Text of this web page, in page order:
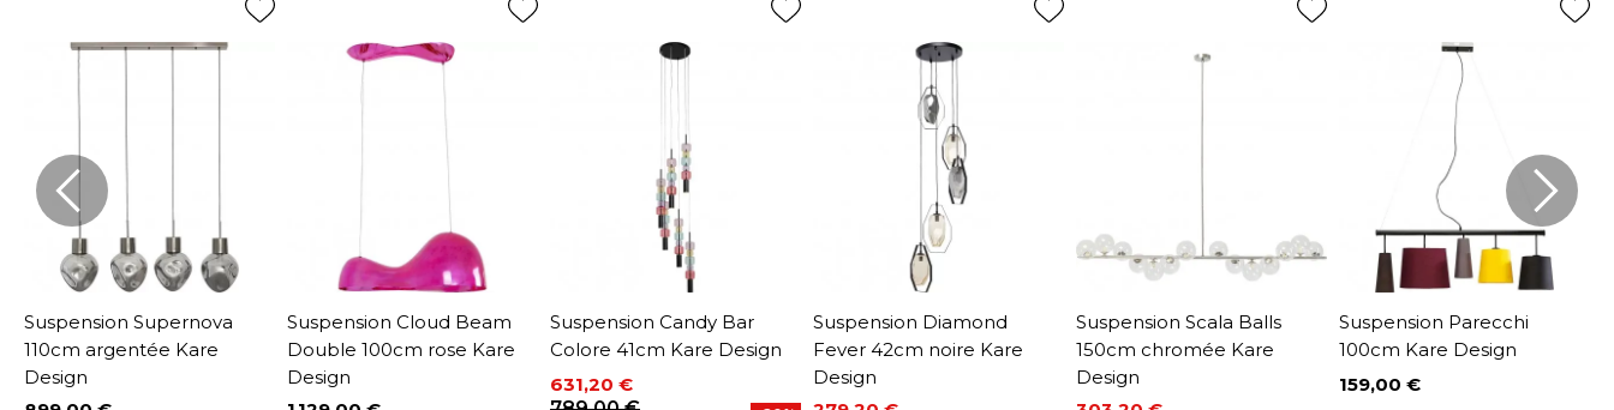
Suspension Supernova
110cm argentée Kare
Design
Suspension Cloud Beam
Double 100cm rose Kare
Design
Suspension Candy Bar
Colore 41cm Kare Design
631,20 €
Suspension Diamond
Fever 42cm noire Kare
Design
Suspension Scala Balls
150cm chromée Kare
Design
Suspension Parecchi
100cm Kare Design
Prix
159,00 €